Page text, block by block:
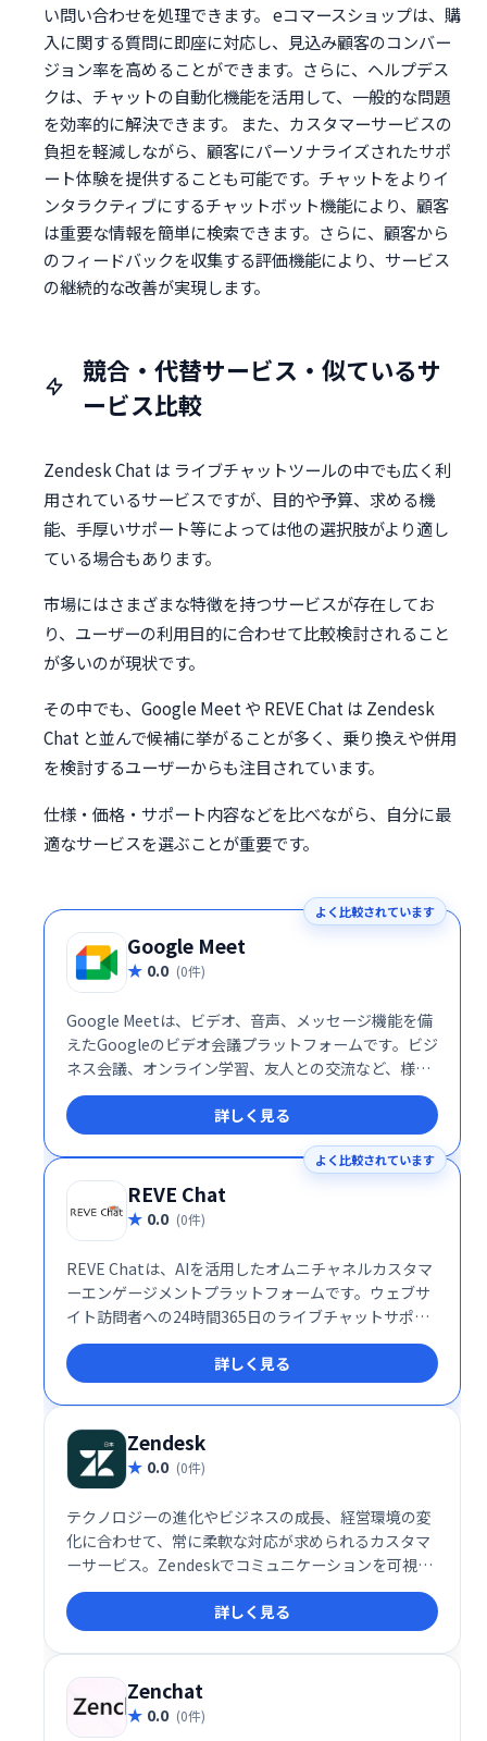
い問い合わせを処理できます。 eコマースショップは、購
入に関する質問に即座に対応し、見込み顧客のコンバー
ジョン率を高めることができます。さらに、ヘルプデス
クは、チャットの自動化機能を活用して、一般的な問題
を効率的に解決できます。 また、カスタマーサービスの
負担を軽減しながら、顧客にパーソナライズされたサポ
ート体験を提供することも可能です。チャットをよりイ
ンタラクティブにするチャットボット機能により、顧客
は重要な情報を簡単に検索できます。さらに、顧客から
のフィードバックを収集する評価機能により、サービス
の継続的な改善が実現します。
競合・代替サービス・似ているサ
ービス比較
Zendesk Chat は ライブチャットツールの中でも広く利
用されているサービスですが、目的や予算、求める機
能、手厚いサポート等によっては他の選択肢がより適し
ている場合もあります。
市場にはさまざまな特徴を持つサービスが存在してお
り、ユーザーの利用目的に合わせて比較検討されること
が多いのが現状です。
その中でも、Google Meet や REVE Chat は Zendesk
Chat と並んで候補に挙がることが多く、乗り換えや併用
を検討するユーザーからも注目されています。
仕様・価格・サポート内容などを比べながら、自分に最
適なサービスを選ぶことが重要です。
よく比較されています
Google Meet
0.0 (0件)
Google Meetは、ビデオ、音声、メッセージ機能を備
えたGoogleのビデオ会議プラットフォームです。ビジ
ネス会議、オンライン学習、友人との交流など、様々
なシーンで活用できます。シンプルで高機能なインタ
ーフェースで、スムーズなコミュニケーションを実
現。場所を選ばず、チームや仲間と簡単に繋がること
を可能にします。 無料プランから利用でき、ビジネス
ニーズにも対応する柔軟性も魅力です。
詳しく見る
よく比較されています
REVE Chat
0.0 (0件)
REVE Chatは、AIを活用したオムニチャネルカスタマ
ーエンゲージメントプラットフォームです。ウェブサ
イト訪問者への24時間365日のライブチャットサポー
トを提供し、リード獲得と販売促進を支援します。AI
による効率的な対応と人間らしいサポートを両立し、
顧客エンゲージメントの向上を実現します。
詳しく見る
Zendesk
0.0 (0件)
テクノロジーの進化やビジネスの成長、経営環境の変
化に合わせて、常に柔軟な対応が求められるカスタマ
ーサービス。Zendeskでコミュニケーションを可視化
し、お客様の期待値を超える体験を届けませんか？
詳しく見る
Zenchat
0.0 (0件)